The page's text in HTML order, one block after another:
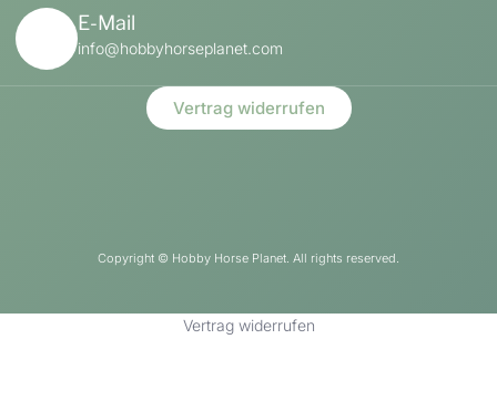
E-Mail
info@hobbyhorseplanet.com
Vertrag widerrufen
Copyright © Hobby Horse Planet. All rights reserved.
Vertrag widerrufen